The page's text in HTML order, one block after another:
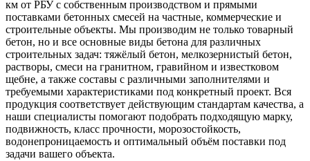
км от РБУ с собственным производством и прямыми
поставками бетонных смесей на частные, коммерческие и
строительные объекты. Мы производим не только товарный
бетон, но и все основные виды бетона для различных
строительных задач: тяжёлый бетон, мелкозернистый бетон,
растворы, смеси на гранитном, гравийном и известковом
щебне, а также составы с различными заполнителями и
требуемыми характеристиками под конкретный проект. Вся
продукция соответствует действующим стандартам качества, а
наши специалисты помогают подобрать подходящую марку,
подвижность, класс прочности, морозостойкость,
водонепроницаемость и оптимальный объём поставки под
задачи вашего объекта.